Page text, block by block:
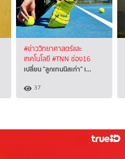
#ข่าววิทยาศาสตร์และ
เทคโนโลยี#TNN ช่อง16
เปลี่ยน "ลูกเทนนิสเก่า" เ…
37